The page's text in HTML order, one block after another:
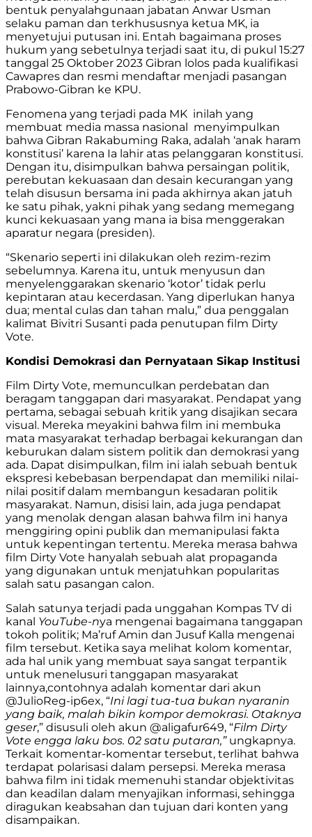
bentuk penyalahgunaan jabatan Anwar Usman
selaku paman dan terkhususnya ketua MK, ia
menyetujui putusan ini. Entah bagaimana proses
hukum yang sebetulnya terjadi saat itu, di pukul 15:27
tanggal 25 Oktober 2023 Gibran lolos pada kualifikasi
Cawapres dan resmi mendaftar menjadi pasangan
Prabowo-Gibran ke KPU.
Fenomena yang terjadi pada MK inilah yang
membuat media massa nasional menyimpulkan
bahwa Gibran Rakabuming Raka, adalah ‘anak haram
konstitusi’ karena Ia lahir atas pelanggaran konstitusi.
Dengan itu, disimpulkan bahwa persaingan politik,
perebutan kekuasaan dan desain kecurangan yang
telah disusun bersama ini pada akhirnya akan jatuh
ke satu pihak, yakni pihak yang sedang memegang
kunci kekuasaan yang mana ia bisa menggerakan
aparatur negara (presiden).
“Skenario seperti ini dilakukan oleh rezim-rezim
sebelumnya. Karena itu, untuk menyusun dan
menyelenggarakan skenario ‘kotor’ tidak perlu
kepintaran atau kecerdasan. Yang diperlukan hanya
dua; mental culas dan tahan malu,” dua penggalan
kalimat Bivitri Susanti pada penutupan film Dirty
Vote.
Kondisi Demokrasi dan Pernyataan Sikap Institusi
Film Dirty Vote, memunculkan perdebatan dan
beragam tanggapan dari masyarakat. Pendapat yang
pertama, sebagai sebuah kritik yang disajikan secara
visual. Mereka meyakini bahwa film ini membuka
mata masyarakat terhadap berbagai kekurangan dan
keburukan dalam sistem politik dan demokrasi yang
ada. Dapat disimpulkan, film ini ialah sebuah bentuk
ekspresi kebebasan berpendapat dan memiliki nilai-
nilai positif dalam membangun kesadaran politik
masyarakat. Namun, disisi lain, ada juga pendapat
yang menolak dengan alasan bahwa film ini hanya
menggiring opini publik dan memanipulasi fakta
untuk kepentingan tertentu. Mereka merasa bahwa
film Dirty Vote hanyalah sebuah alat propaganda
yang digunakan untuk menjatuhkan popularitas
salah satu pasangan calon.
Salah satunya terjadi pada unggahan Kompas TV di
kanal YouTube-nya mengenai bagaimana tanggapan
tokoh politik; Ma’ruf Amin dan Jusuf Kalla mengenai
film tersebut. Ketika saya melihat kolom komentar,
ada hal unik yang membuat saya sangat terpantik
untuk menelusuri tanggapan masyarakat
lainnya,contohnya adalah komentar dari akun
@JulioReg-ip6ex, “Ini lagi tua-tua bukan nyaranin
yang baik, malah bikin kompor demokrasi. Otaknya
geser,” disusuli oleh akun @aligafur649, “Film Dirty
Vote engga laku bos. 02 satu putaran,”ungkapnya.
Terkait komentar-komentar tersebut, terlihat bahwa
terdapat polarisasi dalam persepsi. Mereka merasa
bahwa film ini tidak memenuhi standar objektivitas
dan keadilan dalam menyajikan informasi, sehingga
diragukan keabsahan dan tujuan dari konten yang
disampaikan.